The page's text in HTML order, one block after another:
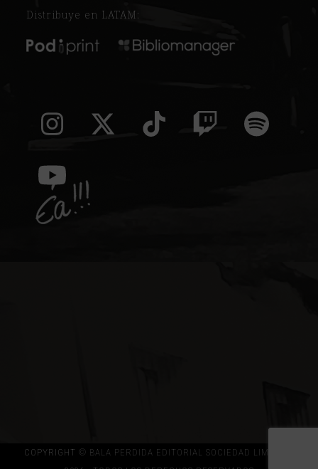
Distribuye en LATAM:
Instagram
TwitterTiktokTwitch
YouTube
COPYRIGHT © BALA PERDIDA EDITORIAL SOCIEDAD LIMITADA